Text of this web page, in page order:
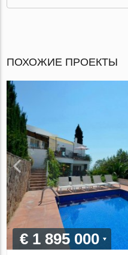
ПОХОЖИЕ ПРОЕКТЫ
€ 1 895 000